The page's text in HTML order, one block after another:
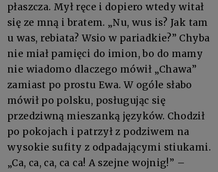
płaszcza. Mył ręce i dopiero wtedy witał
się ze mną i bratem. „Nu, wus is? Jak tam
u was, rebiata? Wsio w pariadkie?” Chyba
nie miał pamięci do imion, bo do mamy
nie wiadomo dlaczego mówił „Chawa”
zamiast po prostu Ewa. W ogóle słabo
mówił po polsku, posługując się
przedziwną mieszanką języków. Chodził
po pokojach i patrzył z podziwem na
wysokie sufity z odpadającymi stiukami.
„Ca, ca, ca, ca ca! A szejne wojnig!” –